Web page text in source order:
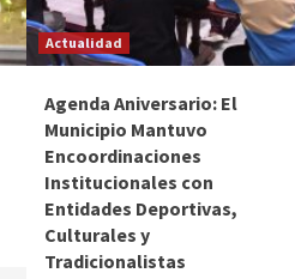
Actualidad
Agenda Aniversario: El
Municipio Mantuvo
Encoordinaciones
Institucionales con
Entidades Deportivas,
Culturales y
Tradicionalistas